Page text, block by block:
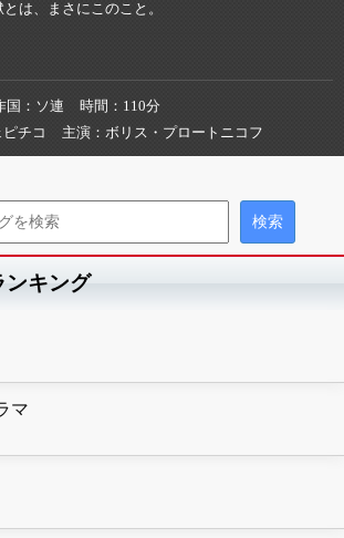
は、まさにこのこと。
国 ソ連 時間
110分
チコ 主演 ボリス・プロートニコフ
ンキング
マ